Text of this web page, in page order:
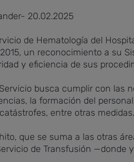
20.02.2025
de Hematología del
un reconocimiento a su
y eficiencia de sus
busca cumplir con las
la formación del
entre otras medidas.
que se suma a las otras
de Transfusión —donde